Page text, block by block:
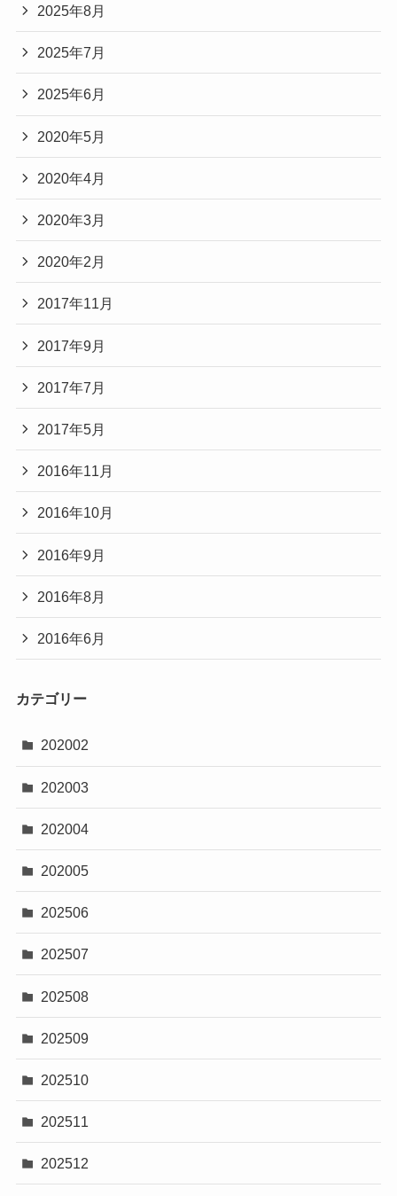
2025年8月
2025年7月
2025年6月
2020年5月
2020年4月
2020年3月
2020年2月
2017年11月
2017年9月
2017年7月
2017年5月
2016年11月
2016年10月
2016年9月
2016年8月
2016年6月
カテゴリー
202002
202003
202004
202005
202506
202507
202508
202509
202510
202511
202512